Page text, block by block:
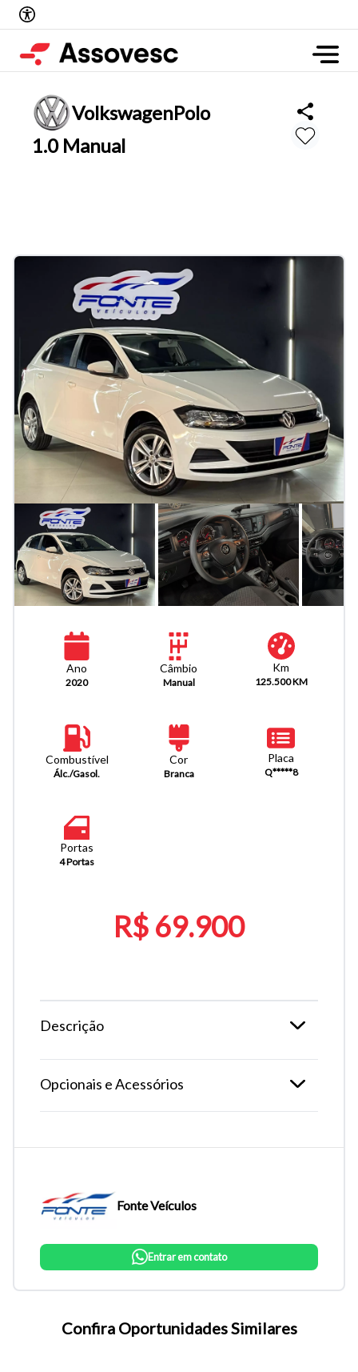
VolkswagenPolo
1.0 Manual
Ano
2020
Câmbio
Manual
Km
125.500 KM
Combustível
Álc./Gasol.
Cor
Branca
Placa
Q*****8
Portas
4 Portas
R$ 69.900
Descrição
Opcionais e Acessórios
Fonte Veículos
Entrar em contato
Confira Oportunidades Similares